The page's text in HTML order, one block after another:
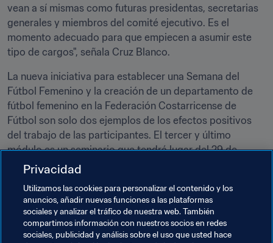
vean a sí mismas como futuras presidentas, secretarias
generales y miembros del comité ejecutivo. Es el
momento adecuado para que empiecen a asumir este
tipo de cargos", señala Cruz Blanco.
La nueva iniciativa para establecer una Semana del
Fútbol Femenino y la creación de un departamento de
fútbol femenino en la Federación Costarricense de
Fútbol son solo dos ejemplos de los efectos positivos
del trabajo de las participantes. El tercer y último
módulo es un seminario que tendrá lugar del 29 de
febrero al 3 de marzo en la sede de la THNK School of
programa en colaboración con la FIFA. El segundo
seminario se impartió en la sede de la FIFA en Zúrich
durante el pasado octubre.
Privacidad
Utilizamos las cookies para personalizar el contenido y los
anuncios, añadir nuevas funciones a las plataformas
sociales y analizar el tráfico de nuestra web. También
compartimos información con nuestros socios en redes
sociales, publicidad y análisis sobre el uso que usted hace